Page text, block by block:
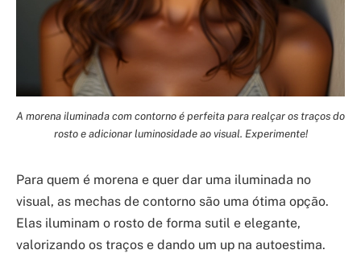
A morena iluminada com contorno é perfeita para realçar os traços do
rosto e adicionar luminosidade ao visual. Experimente!
Para quem é morena e quer dar uma iluminada no
visual, as mechas de contorno são uma ótima opção.
Elas iluminam o rosto de forma sutil e elegante,
valorizando os traços e dando um up na autoestima.